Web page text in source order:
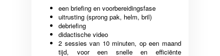
een briefing en voorbereidingsfase
uitrusting (sprong pak, helm, bril)
debriefing
didactische video
2 sessies van 10 minuten, op een maand
tijd, voor een snelle en efficiënte